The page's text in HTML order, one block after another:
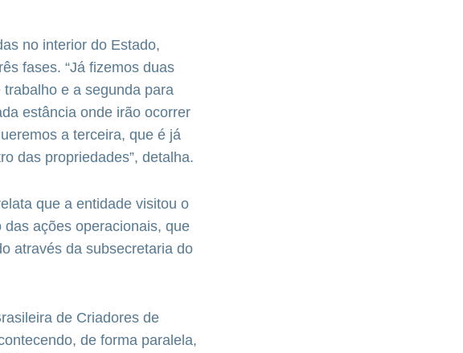
no interior do Estado,
fases. “Já fizemos duas
e a segunda para
estância onde irão ocorrer
a terceira, que é já
das propriedades”, detalha.
que a entidade visitou o
ações operacionais, que
através da subsecretaria do
de Criadores de
de forma paralela,